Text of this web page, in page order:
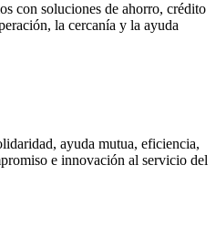
con soluciones de ahorro, crédito
la cercanía y la ayuda
ayuda mutua, eficiencia,
e innovación al servicio del